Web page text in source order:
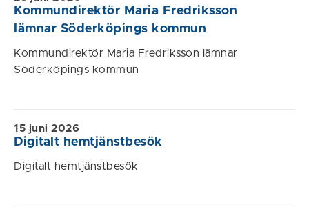
Kommundirektör Maria Fredriksson
lämnar Söderköpings kommun
Kommundirektör Maria Fredriksson lämnar
Söderköpings kommun
Digitalt hemtjänstbesök
15 juni 2026
Digitalt hemtjänstbesök